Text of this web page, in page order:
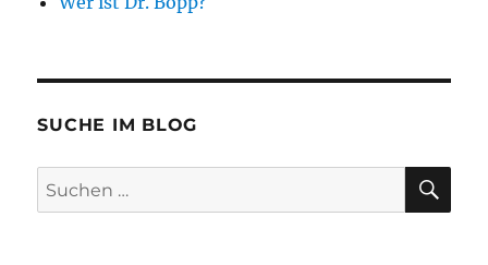
SUCHE IM BLOG
Suchen
nach: